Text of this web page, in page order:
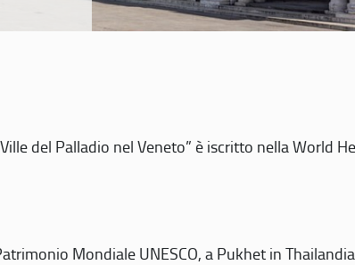
del Palladio nel Veneto” è iscritto nella World
Mondiale UNESCO, a Pukhet in